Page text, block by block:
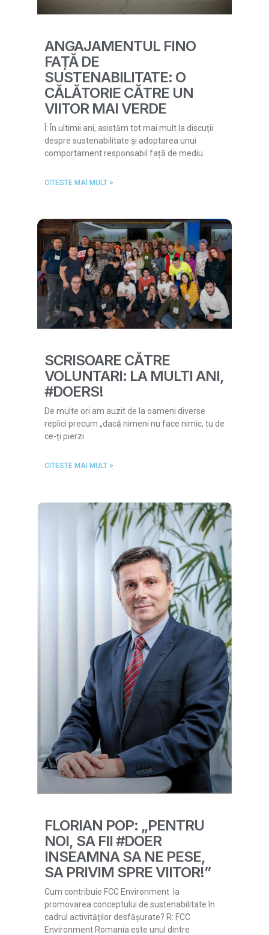
ANGAJAMENTUL FINO
FAȚĂ DE
SUSTENABILITATE: O
CĂLĂTORIE CĂTRE UN
VIITOR MAI VERDE
Î: În ultimii ani, asistăm tot mai mult la discuții
despre sustenabilitate și adoptarea unui
comportament responsabil față de mediu.
CITESTE MAI MULT >
SCRISOARE CĂTRE
VOLUNTARI: LA MULTI ANI,
#DOERS!
De multe ori am auzit de la oameni diverse
replici precum „dacă nimeni nu face nimic, tu de
ce-ți pierzi
CITESTE MAI MULT >
FLORIAN POP: „PENTRU
NOI, SA FII #DOER
INSEAMNA SA NE PESE,
SA PRIVIM SPRE VIITOR!”
Cum contribuie FCC Environment la
promovarea conceptului de sustenabilitate în
cadrul activităților desfășurate? R: FCC
Environment Romania este unul dintre